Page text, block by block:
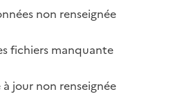
non renseignée
fichiers manquante
jour non renseignée